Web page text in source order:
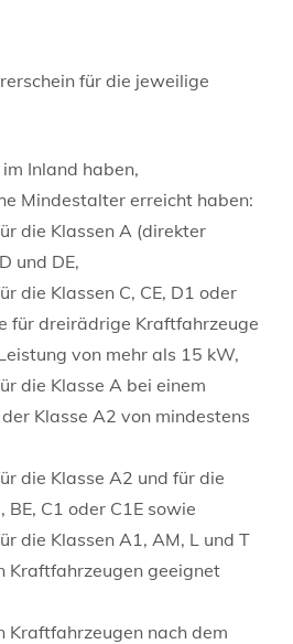
für die jeweilige
Inland haben,
Mindestalter erreicht haben:
die Klassen A (direkter
und DE,
die Klassen C, CE, D1 oder
für dreirädrige Kraftfahrzeuge
von mehr als 15 kW,
die Klasse A bei einem
Klasse A2 von mindestens
die Klasse A2 und für die
BE, C1 oder C1E sowie
die Klassen A1, AM, L und T
Kraftfahrzeugen geeignet
Kraftfahrzeugen nach dem